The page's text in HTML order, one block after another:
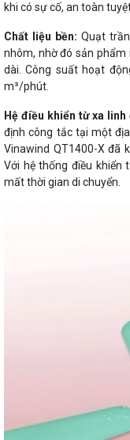
khi có sự cố, an toàn
Chất liệu bền: Quạt
nhôm, nhờ đó sản phẩm
dài. Công suất hoạt
m³/phút.
Hệ điều khiển từ xa linh
định công tắc tại một
Vinawind QT1400-X đã
Với hệ thống điều khiển
mất thời gian di chuyển.